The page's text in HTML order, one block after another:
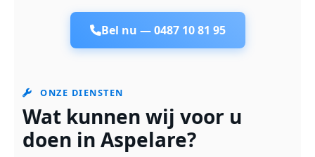
Bel nu —0487 10 81 95
ONZE DIENSTEN
Wat kunnen wij voor u
doen in Aspelare?